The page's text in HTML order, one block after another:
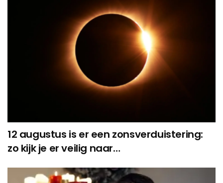
12 augustus is er een zonsverduistering:
zo kijk je er veilig naar…